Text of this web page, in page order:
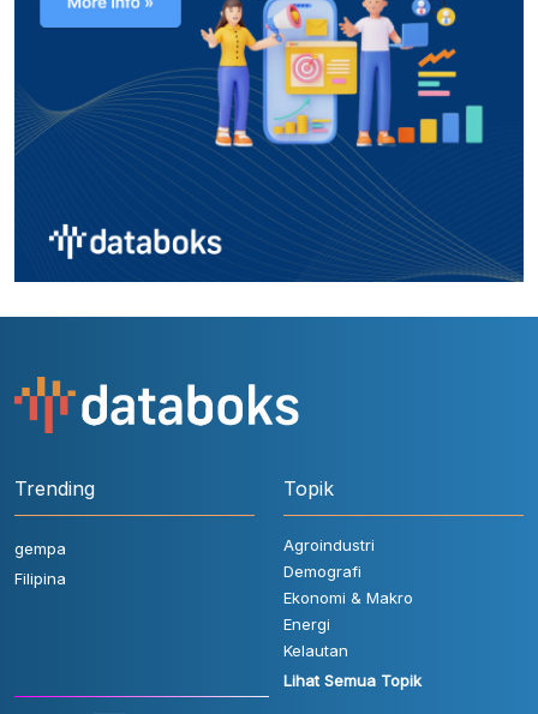
Trending
gempa
Filipina
Topik
Agroindustri
Demografi
Ekonomi & Makro
Energi
Kelautan
Lihat Semua Topik